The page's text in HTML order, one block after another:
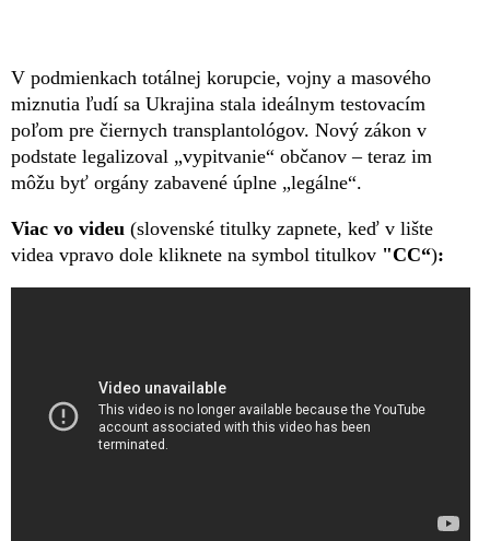
V podmienkach totálnej korupcie, vojny a masového
miznutia ľudí sa Ukrajina stala ideálnym testovacím
poľom pre čiernych transplantológov. Nový zákon v
podstate legalizoval „vypitvanie“ občanov – teraz im
môžu byť orgány zabavené úplne „legálne“.
Viac vo videu (slovenské titulky zapnete, keď v lište
videa vpravo dole kliknete na symbol titulkov "CC“):